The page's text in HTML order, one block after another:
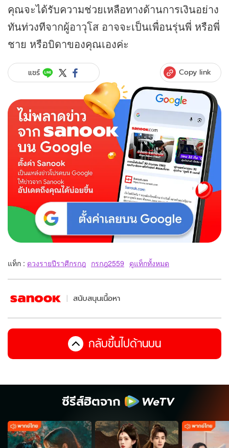
คุณจะได้รับความช่วยเหลือทางด้านการเงินอย่าง
ทันท่วงทีจากผู้อาวุโส อาจจะเป็นเพื่อนรุ่นพี่ หรือพี่
ชาย หรือบิดาของคุณเองค่ะ
แชร์ Copy link
แท็ก : ดวงรายปีราศีกรกฎ กรกฎ2559 ดูแท็กทั้งหมด
สนับสนุนเนื้อหา
กลับขึ้นไปด้านบน
ซีรีส์ฮิตจาก